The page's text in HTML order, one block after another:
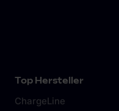
Top Hersteller
ChargeLine